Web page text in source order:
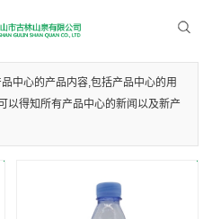
心>>拉萨支装水
中心的产品内容,包括产品中心的用
以得知所有产品中心的新闻以及新产